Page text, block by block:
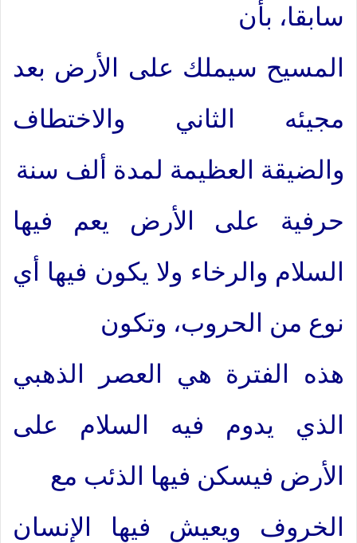
سابقا، بأن
المسيح سيملك على الأرض بعد
مجيئه الثاني والاختطاف
والضيقة العظيمة لمدة ألف سنة
حرفية على الأرض يعم فيها
السلام والرخاء ولا يكون فيها أي
نوع من الحروب، وتكون
هذه الفترة هي العصر الذهبي
الذي يدوم فيه السلام على
الأرض فيسكن فيها الذئب مع
الخروف ويعيش فيها الإنسان